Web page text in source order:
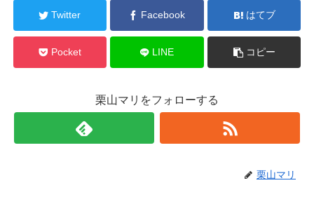
Twitter Facebook はてブ
Pocket LINE コピー
栗山マリをフォローする
栗山マリ